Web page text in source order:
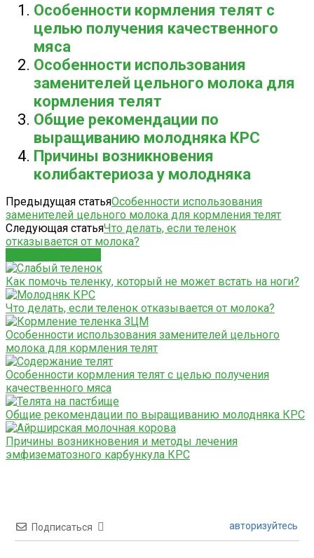
Особенности кормления телят с
целью получения качественного
мяса
Особенности использования
заменителей цельного молока для
кормления телят
Общие рекомендации по
выращиванию молодняка КРС
Причины возникновения
колибактериоза у молодняка
Предыдущая статьяОсобенности использования
заменителей цельного молока для кормления телят
Следующая статьяЧто делать, если теленок
отказывается от молока?
Как помочь теленку, который не может встать на ноги?
Что делать, если теленок отказывается от молока?
Особенности использования заменителей цельного
молока для кормления телят
Особенности кормления телят с целью получения
качественного мяса
Общие рекомендации по выращиванию молодняка КРС
Причины возникновения и методы лечения
эмфизематозного карбункула КРС
Подписаться авторизуйтесь